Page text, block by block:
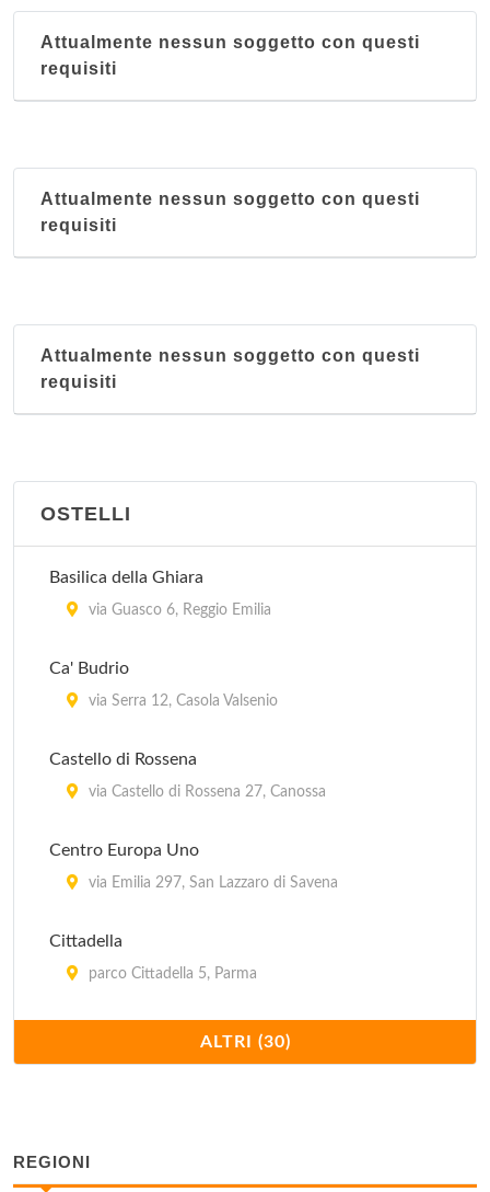
Attualmente nessun soggetto con questi
requisiti
Attualmente nessun soggetto con questi
requisiti
Attualmente nessun soggetto con questi
requisiti
OSTELLI
Basilica della Ghiara
via Guasco 6, Reggio Emilia
Ca' Budrio
via Serra 12, Casola Valsenio
Castello di Rossena
via Castello di Rossena 27, Canossa
Centro Europa Uno
via Emilia 297, San Lazzaro di Savena
Cittadella
parco Cittadella 5, Parma
Conservatorio Villaggi
via Villaggi 27, Castell'Arquato
via Bellaria 3, Predappio
ALTRI (30)
REGIONI